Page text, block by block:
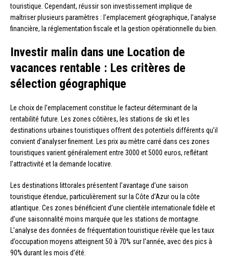
touristique. Cependant, réussir son investissement implique de
maîtriser plusieurs paramètres : l’emplacement géographique, l’analyse
financière, la réglementation fiscale et la gestion opérationnelle du bien.
Investir malin dans une Location de
vacances rentable : Les critères de
sélection géographique
Le choix de l’emplacement constitue le facteur déterminant de la
rentabilité future. Les zones côtières, les stations de ski et les
destinations urbaines touristiques offrent des potentiels différents qu’il
convient d’analyser finement. Les prix au mètre carré dans ces zones
touristiques varient généralement entre 3000 et 5000 euros, reflétant
l’attractivité et la demande locative.
Les destinations littorales présentent l’avantage d’une saison
touristique étendue, particulièrement sur la Côte d’Azur ou la côte
atlantique. Ces zones bénéficient d’une clientèle internationale fidèle et
d’une saisonnalité moins marquée que les stations de montagne.
L’analyse des données de fréquentation touristique révèle que les taux
d’occupation moyens atteignent 50 à 70% sur l’année, avec des pics à
90% durant les mois d’été.